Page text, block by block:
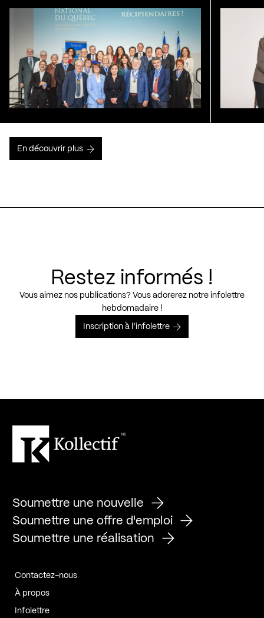
En découvrir plus
Restez informés !
Vous aimez nos publications? Vous adorerez notre infolettre
hebdomadaire !
Inscription à l’infolettre
Soumettre une nouvelle
Soumettre une offre d'emploi
Soumettre une réalisation
Contactez-nous
À propos
Infolettre